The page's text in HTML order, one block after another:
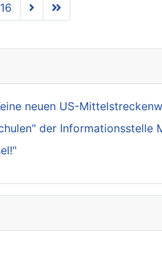
16
neuen US-
der Informationsstelle